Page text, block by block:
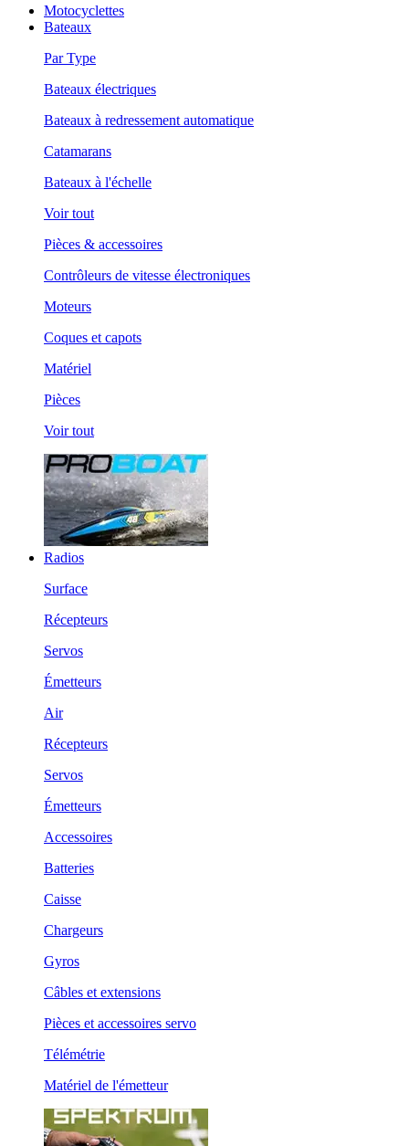
Motocyclettes
Bateaux
Par Type
Bateaux électriques
Bateaux à redressement automatique
Catamarans
Bateaux à l'échelle
Voir tout
Pièces & accessoires
Contrôleurs de vitesse électroniques
Moteurs
Coques et capots
Matériel
Pièces
Voir tout
Radios
Surface
Récepteurs
Servos
Émetteurs
Air
Récepteurs
Servos
Émetteurs
Accessoires
Batteries
Caisse
Chargeurs
Gyros
Câbles et extensions
Pièces et accessoires servo
Télémétrie
Matériel de l'émetteur